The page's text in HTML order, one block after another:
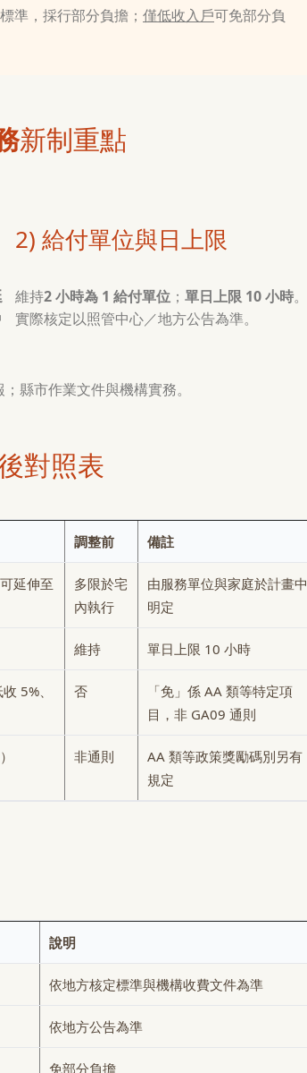
準，採行部分負擔； 僅低收入戶可免部分負
新制重點
2) 給付單位與日上限
維持2 小時為 1 給付單位 ； 單日上限 10 小時。
實際核定以照管中心／地方公告為準。
縣市作業文件與機構實務。
對照表
調整前 備註
延伸至
多限於宅
內執行
由服務單位與家庭於計畫中
明定
維持 單日上限 10 小時
5%、
否
「免」係 AA 類等特定項
目，非 GA09 通則
非通則
AA 類等政策獎勵碼別另有
規定
說明
依地方核定標準與機構收費文件為準
依地方公告為準
免部分負擔